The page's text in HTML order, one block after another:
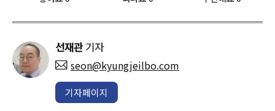
선재관 기자
seon@kyungjeilbo.com
기자페이지